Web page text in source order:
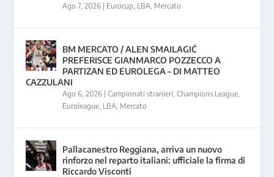
Ago 7, 2026 | Eurocup LBA Mercato
BM MERCATO / ALEN SMAILAGIĆ
PREFERISCE GIANMARCO POZZECCO A
PARTIZAN ED EUROLEGA – DI MATTEO
CAZZULANI
Ago 6, 2026 |Campionati stranieri ,Champions League
Euroleague LBA Mercato
Pallacanestro Reggiana, arriva un nuovo
rinforzo nel reparto italiani: ufficiale la firma di
Riccardo Visconti